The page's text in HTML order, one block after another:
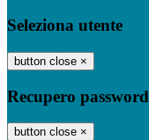
Seleziona utente
button close ×
Recupero password
button close ×